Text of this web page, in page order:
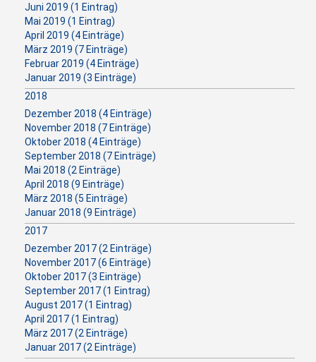
Juni 2019 (1 Eintrag)
Mai 2019 (1 Eintrag)
April 2019 (4 Einträge)
März 2019 (7 Einträge)
Februar 2019 (4 Einträge)
Januar 2019 (3 Einträge)
2018
Dezember 2018 (4 Einträge)
November 2018 (7 Einträge)
Oktober 2018 (4 Einträge)
September 2018 (7 Einträge)
Mai 2018 (2 Einträge)
April 2018 (9 Einträge)
März 2018 (5 Einträge)
Januar 2018 (9 Einträge)
2017
Dezember 2017 (2 Einträge)
November 2017 (6 Einträge)
Oktober 2017 (3 Einträge)
September 2017 (1 Eintrag)
August 2017 (1 Eintrag)
April 2017 (1 Eintrag)
März 2017 (2 Einträge)
Januar 2017 (2 Einträge)